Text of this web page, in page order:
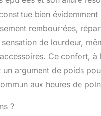
des AirPods. Les bretelles
poche pour cartes de crédit
facilement vos
parfaitement au travail, aux
pour les étudiants et les
et élégance pour un usage
bien évidemment
rembourrées,
de lourdeur,
Ce confort, à
argument de poids
aux heures de
?